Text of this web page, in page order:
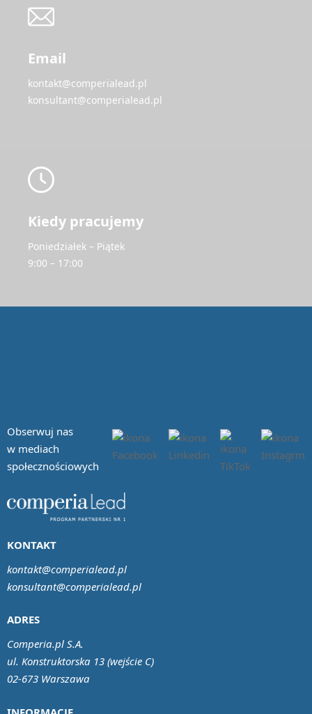
Email
kontakt@comperialead.pl
konsultant@comperialead.pl
Kiedy pracujemy
Poniedziałek – Piątek
9:00 – 17:00
Obserwuj nas
w mediach
społecznościowych
ADRES
Comperia.pl S.A.
ul. Konstruktorska 13 (wejście C)
02-673 Warszawa
KONTAKT
kontakt@comperialead.pl
konsultant@comperialead.pl